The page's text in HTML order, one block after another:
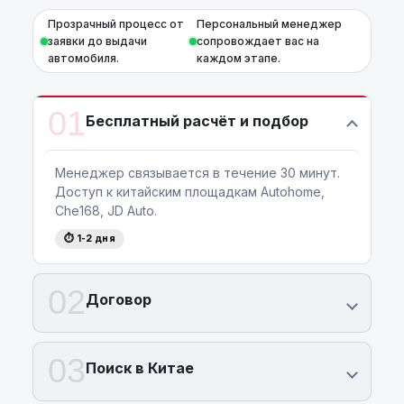
Прозрачный процесс от
заявки до выдачи
автомобиля.
Персональный менеджер
сопровождает вас на
каждом этапе.
01Бесплатный расчёт и подбор
Менеджер связывается в течение 30 минут.
Доступ к китайским площадкам Autohome,
Che168, JD Auto.
⏱ 1-2 дня
02Договор
03Поиск в Китае